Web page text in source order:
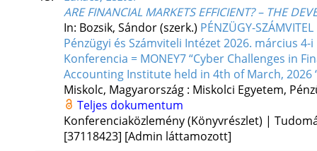
ARE FINANCIAL MARKETS EFFICIENT? – THE
In: Bozsik, Sándor (szerk.) PÉNZÜGY-
Pénzügyi és Számviteli Intézet 2026. március
Konferencia = MONEY7 “Cyber Challenges in
Accounting Institute held in 4th of March,
Miskolc, Magyarország : Miskolci Egyetem,
Teljes dokumentum
Konferenciaközlemény (Könyvrészlet) |
[37118423] [Admin láttamozott]